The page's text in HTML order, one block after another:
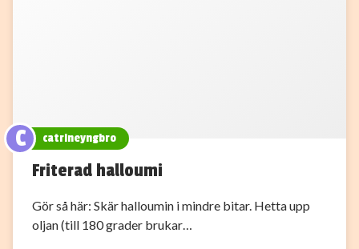
C catrineyngbro
Friterad halloumi
Gör så här: Skär halloumin i mindre bitar. Hetta upp
oljan (till 180 grader brukar…